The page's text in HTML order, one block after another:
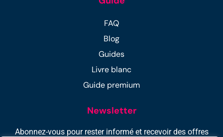
FAQ
Blog
Guides
Livre blanc
Guide premium
Newsletter
Abonnez-vous pour rester informé et recevoir des offres